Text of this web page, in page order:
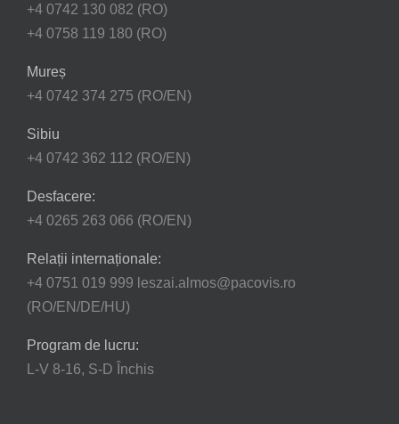
+4 0742 130 082 (RO)
+4 0758 119 180 (RO)
Mureș
+4 0742 374 275 (RO/EN)
Sibiu
+4 0742 362 112 (RO/EN)
Desfacere:
+4 0265 263 066 (RO/EN)
Relații internaționale:
+4 0751 019 999 leszai.almos@pacovis.ro
(RO/EN/DE/HU)
Program de lucru:
L-V 8-16, S-D Închis